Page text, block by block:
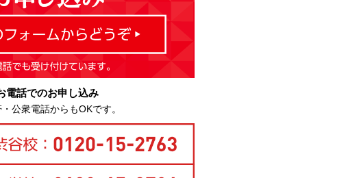
電話でのお申し込み
公衆電話からもOKです。